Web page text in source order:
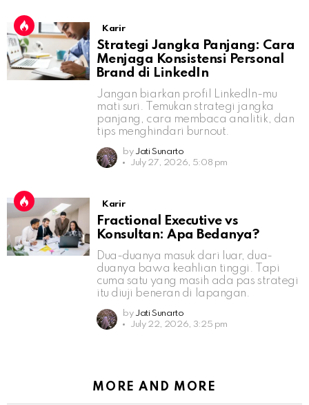
Karir
Strategi Jangka Panjang: Cara
Menjaga Konsistensi Personal
Brand di LinkedIn
Jangan biarkan profil LinkedIn-mu
mati suri. Temukan strategi jangka
panjang, cara membaca analitik, dan
tips menghindari burnout.
by Jati Sunarto
July 27, 2026, 5:08 pm
Karir
Fractional Executive vs
Konsultan: Apa Bedanya?
Dua-duanya masuk dari luar, dua-
duanya bawa keahlian tinggi. Tapi
cuma satu yang masih ada pas strategi
itu diuji beneran di lapangan.
by Jati Sunarto
July 22, 2026, 3:25 pm
MORE AND MORE